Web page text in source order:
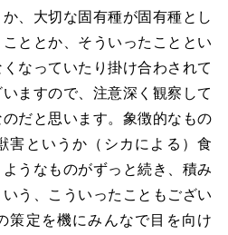
、大切な固有種が固有種とし
ととか、そういったこととい
なっていたり掛け合わされて
ますので、注意深く観察して
だと思います。象徴的なもの
害というか（シカによる）食
うなものがずっと続き、積み
う、こういったこともござい
策定を機にみんなで目を向け